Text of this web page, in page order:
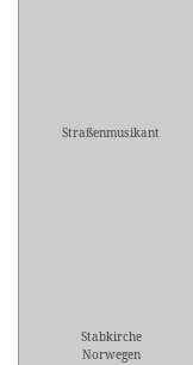
Straßenmusikant
Stabkirche
Norwegen